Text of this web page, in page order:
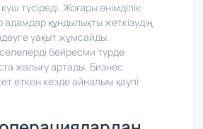
түсіреді. Жоғары өнімділік
құндылықты жеткізудің
уақыт жұмсайды.
бейресми түрде
жалығу артады. Бизнес
еткен кезде айналым қаупі